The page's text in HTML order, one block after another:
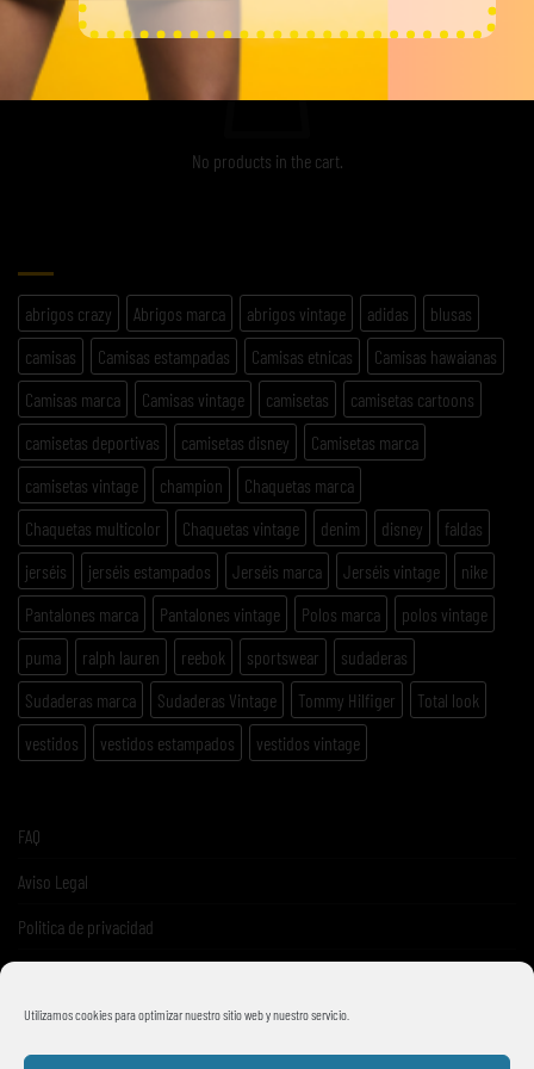
Utilizamos cookies para optimizar nuestro sitio web y nuestro servicio.
No products in the cart.
abrigos crazy Abrigos marca abrigos vintage adidas
blusas
camisas
Camisas estampadas Camisas etnicas
Camisas hawaianas
Camisas marca
Camisas vintage camisetas
camisetas cartoons
camisetas deportivas
camisetas disney
Camisetas marca
camisetas vintage
champion
Chaquetas marca
Chaquetas multicolor
Chaquetas vintage denim disney
faldas
jerséis
jerséis estampados Jerséis marca Jerséis vintage
nike
Pantalones marca
Pantalones vintage Polos marca
polos vintage
puma
ralph lauren reebok sportswear
sudaderas
Sudaderas marca
Sudaderas Vintage Tommy Hilfiger
Total look
vestidos
vestidos estampados vestidos vintage
FAQ
Aviso Legal
Politica de privacidad